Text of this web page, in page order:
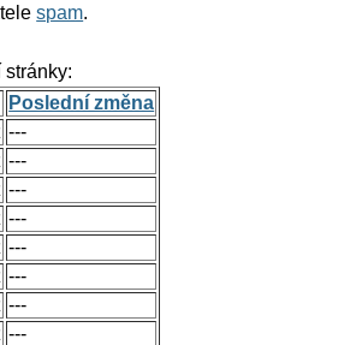
spam.
Poslední změna
---
---
---
---
---
---
---
---